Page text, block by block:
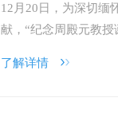
12月20日，为深切缅
献，“纪念周殿元教授
了解详情